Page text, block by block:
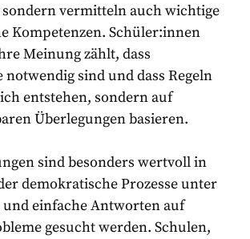
vermitteln auch wichtige
Kompetenzen. Schüler:innen
Meinung zählt, dass
sind und dass Regeln
entstehen, sondern auf
Überlegungen basieren.
sind besonders wertvoll in
demokratische Prozesse unter
einfache Antworten auf
gesucht werden. Schulen,